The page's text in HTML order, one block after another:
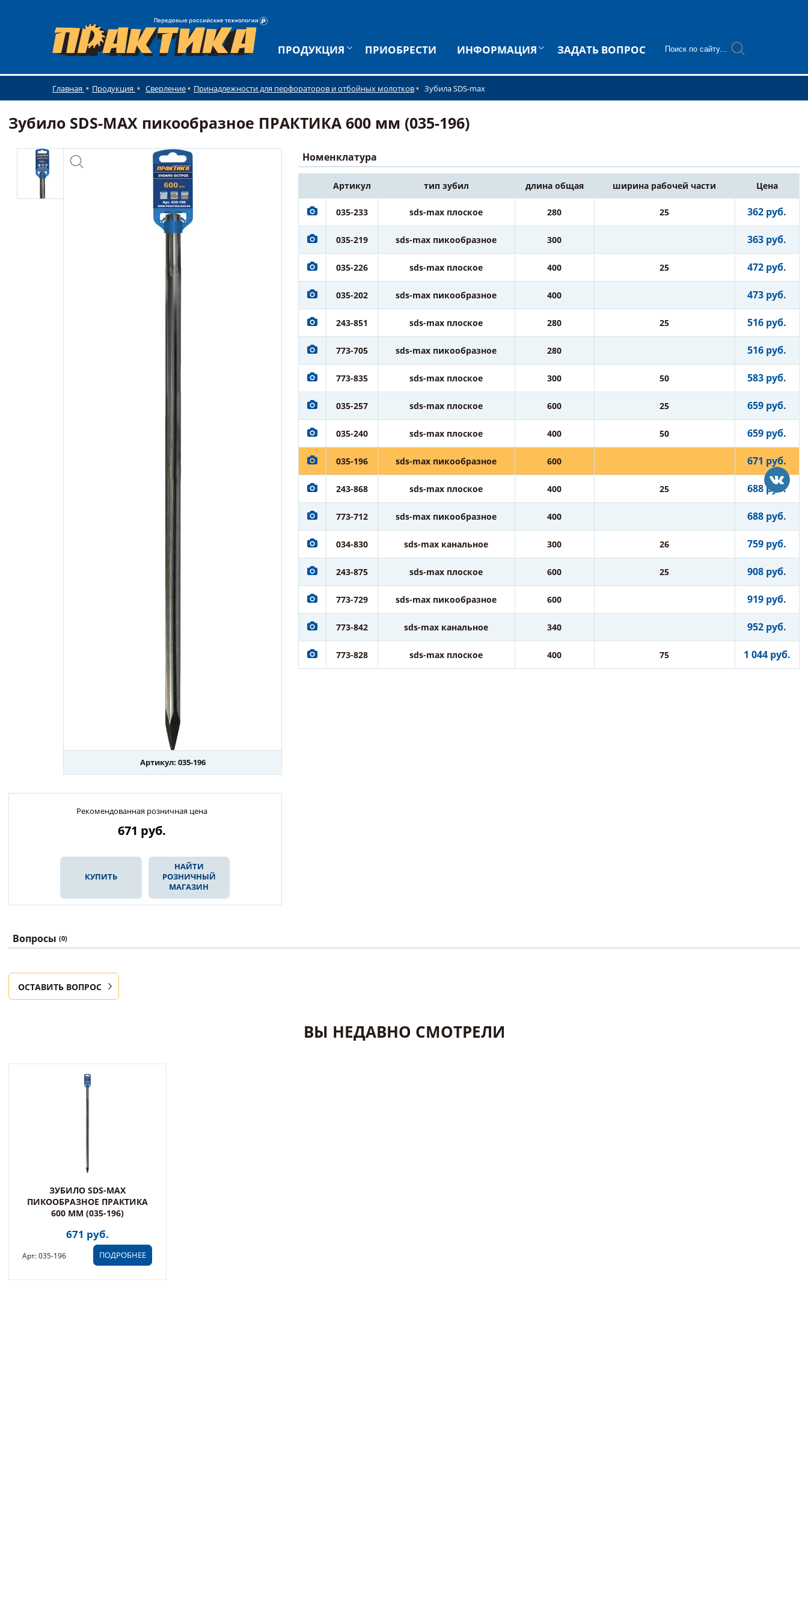
ПРОДУКЦИЯ ПРИОБРЕСТИ ИНФОРМАЦИЯ ЗАДАТЬ ВОПРОС
Главная Продукция Сверление Принадлежности для перфораторов и отбойных молотков Зубила SDS-max
Зубило SDS-MAX пикообразное ПРАКТИКА 600 мм (035-196)
Артикул: 035-196
Рекомендованная розничная цена
671 руб.
КУПИТЬ
НАЙТИ
РОЗНИЧНЫЙ
МАГАЗИН
Номенклатура
Артикул тип зубил длина общая ширина рабочей части Цена
035-233 sds-max плоское 280 25 362 руб.
035-219 sds-max пикообразное 300 363 руб.
035-226 sds-max плоское 400 25 472 руб.
035-202 sds-max пикообразное 400 473 руб.
243-851 sds-max плоское 280 25 516 руб.
773-705 sds-max пикообразное 280 516 руб.
773-835 sds-max плоское 300 50 583 руб.
035-257 sds-max плоское 600 25 659 руб.
035-240 sds-max плоское 400 50 659 руб.
035-196 sds-max пикообразное 600 671 руб.
243-868 sds-max плоское 400 25 688 руб.
773-712 sds-max пикообразное 400 688 руб.
034-830 sds-max канальное 300 26 759 руб.
243-875 sds-max плоское 600 25 908 руб.
773-729 sds-max пикообразное 600 919 руб.
773-842 sds-max канальное 340 952 руб.
773-828 sds-max плоское 400 75 1 044 руб.
Вопросы (0)
ОСТАВИТЬ ВОПРОС
ВЫ НЕДАВНО СМОТРЕЛИ
ЗУБИЛО SDS-MAX
ПИКООБРАЗНОЕ ПРАКТИКА
600 ММ (035-196)
671 руб.
ПОДРОБНЕЕ
Арт: 035-196